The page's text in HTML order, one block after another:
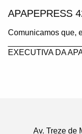
APAPEPRESS
Comunicamos que,
EXECUTIVA DA
Av. Treze de